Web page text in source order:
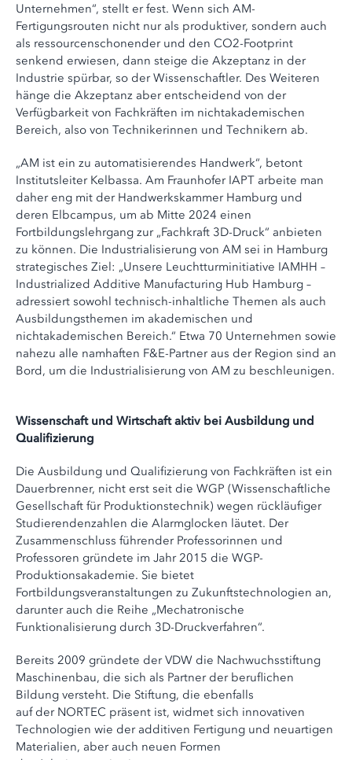
Unternehmen“, stellt er fest. Wenn sich AM-
Fertigungsrouten nicht nur als produktiver, sondern auch
als ressourcenschonender und den CO2-Footprint
senkend erwiesen, dann steige die Akzeptanz in der
Industrie spürbar, so der Wissenschaftler. Des Weiteren
hänge die Akzeptanz aber entscheidend von der
Verfügbarkeit von Fachkräften im nichtakademischen
Bereich, also von Technikerinnen und Technikern ab.
„AM ist ein zu automatisierendes Handwerk“, betont
Institutsleiter Kelbassa. Am Fraunhofer IAPT arbeite man
daher eng mit der Handwerkskammer Hamburg und
deren Elbcampus, um ab Mitte 2024 einen
Fortbildungslehrgang zur „Fachkraft 3D-Druck“ anbieten
zu können. Die Industrialisierung von AM sei in Hamburg
strategisches Ziel: „Unsere Leuchtturminitiative IAMHH –
Industrialized Additive Manufacturing Hub Hamburg –
adressiert sowohl technisch-inhaltliche Themen als auch
Ausbildungsthemen im akademischen und
nichtakademischen Bereich.“ Etwa 70 Unternehmen sowie
nahezu alle namhaften F&E-Partner aus der Region sind an
Bord, um die Industrialisierung von AM zu beschleunigen.
Wissenschaft und Wirtschaft aktiv bei Ausbildung und
Qualifizierung
Die Ausbildung und Qualifizierung von Fachkräften ist ein
Dauerbrenner, nicht erst seit die WGP (Wissenschaftliche
Gesellschaft für Produktionstechnik) wegen rückläufiger
Studierendenzahlen die Alarmglocken läutet. Der
Zusammenschluss führender Professorinnen und
Professoren gründete im Jahr 2015 die WGP-
Produktionsakademie. Sie bietet
Fortbildungsveranstaltungen zu Zukunftstechnologien an,
darunter auch die Reihe „Mechatronische
Funktionalisierung durch 3D-Druckverfahren“.
Bereits 2009 gründete der VDW die Nachwuchsstiftung
Maschinenbau, die sich als Partner der beruflichen
Bildung versteht. Die Stiftung, die ebenfalls
auf der NORTEC präsent ist, widmet sich innovativen
Technologien wie der additiven Fertigung und neuartigen
Materialien, aber auch neuen Formen